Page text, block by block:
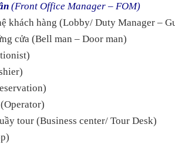
(Front Office Manager – FOM)
khách hàng (Lobby/ Duty Manager –
cửa (Bell man – Door man)
tour (Business center/ Tour Desk)